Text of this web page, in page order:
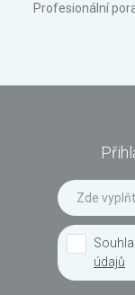
Profesionální
údajů